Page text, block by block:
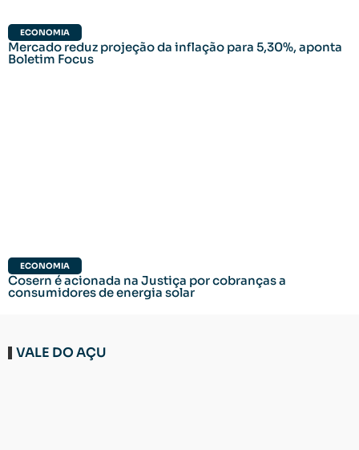
ECONOMIA
Mercado reduz projeção da inflação para 5,30%, aponta
Boletim Focus
ECONOMIA
Cosern é acionada na Justiça por cobranças a
consumidores de energia solar
VALE DO AÇU